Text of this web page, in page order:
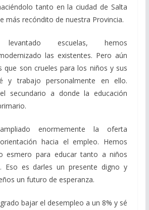
tanto en la ciudad de Salta
más recóndito de nuestra Provincia.
levantado escuelas, hemos
las existentes. Pero aún
que son crueles para los niños y sus
y trabajo personalmente en ello.
secundario a donde la educación
enormemente la oferta
hacia el empleo. Hemos
esmero para educar tanto a niños
Eso es darles un presente digno y
un futuro de esperanza.
bajar el desempleo a un 8% y sé